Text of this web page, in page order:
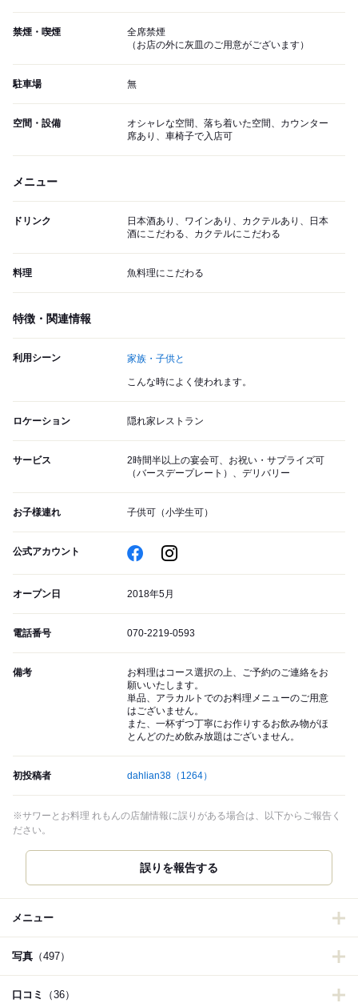
禁煙・喫煙
全席禁煙
（お店の外に灰皿のご用意がございます）
駐車場 無
空間・設備
オシャレな空間、落ち着いた空間、カウンター
席あり、車椅子で入店可
メニュー
ドリンク
日本酒あり、ワインあり、カクテルあり、日本
酒にこだわる、カクテルにこだわる
料理 魚料理にこだわる
特徴・関連情報
利用シーン 家族・子供と
こんな時によく使われます。
ロケーション 隠れ家レストラン
サービス
2時間半以上の宴会可、お祝い・サプライズ可
（バースデープレート）、デリバリー
お子様連れ 子供可（小学生可）
公式アカウント
オープン日 2018年5月
電話番号 070-2219-0593
備考
お料理はコース選択の上、ご予約のご連絡をお
願いいたします。
単品、アラカルトでのお料理メニューのご用意
はございません。
また、一杯ずつ丁寧にお作りするお飲み物がほ
とんどのため飲み放題はございません。
初投稿者 dahlian38 （1264）
※サワーとお料理 れもんの店舗情報に誤りがある場合は、以下からご報告く
ださい。
誤りを報告する
メニュー
写真 （497）
口コミ （36）